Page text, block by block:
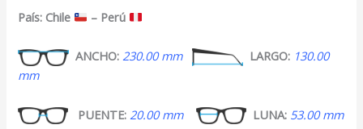
País: Chile – Perú
ANCHO: 230.00 mm LARGO: 130.00
mm
PUENTE: 20.00 mm LUNA: 53.00 mm